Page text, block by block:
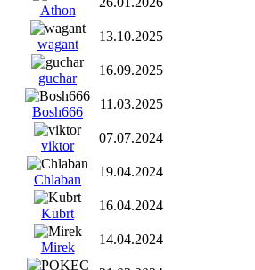
Athon
wagant
13.10.2025
guchar
16.09.2025
Bosh666
11.03.2025
viktor
07.07.2024
Chlaban
19.04.2024
Kubrt
16.04.2024
Mirek
14.04.2024